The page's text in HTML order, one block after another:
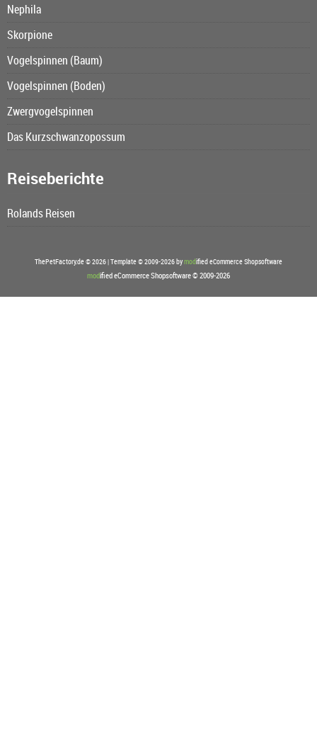
Nephila
Skorpione
Vogelspinnen (Baum)
Vogelspinnen (Boden)
Zwergvogelspinnen
Das Kurzschwanzopossum
Reiseberichte
Rolands Reisen
ThePetFactory.de © 2026 | Template © 2009-2026 bymodified eCommerce Shopsoftware
modified eCommerce Shopsoftware © 2009-2026